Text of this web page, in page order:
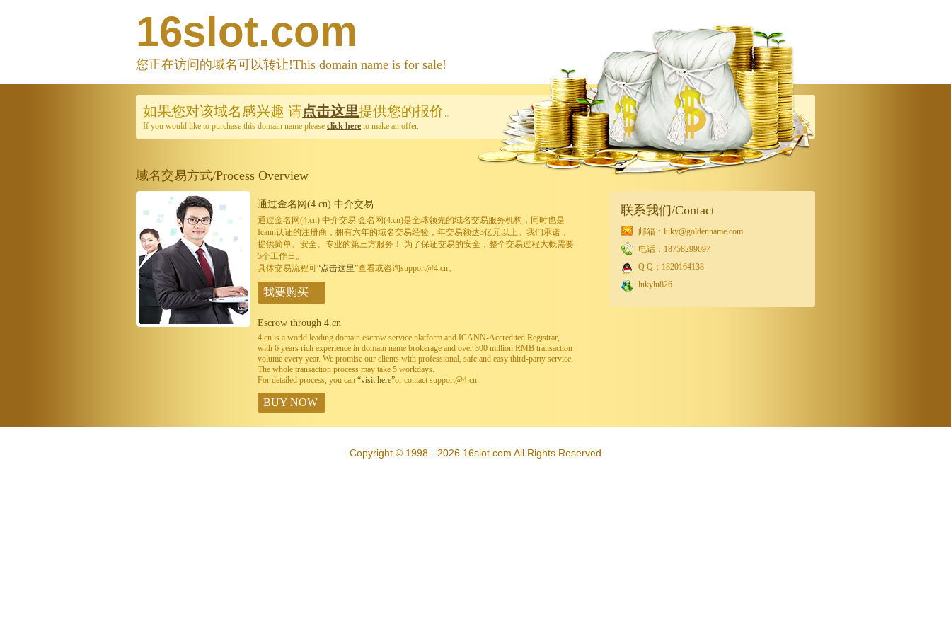
16slot.com
您正在访问的域名可以转让!This domain name is for sale!
如果您对该域名感兴趣 请点击这里提供您的报价。
If you would like to purchase this domain name please click here to make an offer.
域名交易方式/Process Overview
通过金名网(4.cn) 中介交易
通过金名网(4.cn) 中介交易 金名网(4.cn)是全球领先的域名交易服务机构，同时也是
Icann认证的注册商，拥有六年的域名交易经验，年交易额达3亿元以上。我们承诺，
提供简单、安全、专业的第三方服务！ 为了保证交易的安全，整个交易过程大概需要
5个工作日。
具体交易流程可“点击这里”查看或咨询support@4.cn。
我要购买
Escrow through 4.cn
4.cn is a world leading domain escrow service platform and ICANN-Accredited Registrar,
with 6 years rich experience in domain name brokerage and over 300 million RMB transaction
volume every year. We promise our clients with professional, safe and easy third-party service.
The whole transaction process may take 5 workdays.
For detailed process, you can “visit here”or contact support@4.cn.
BUY NOW
联系我们/Contact
邮箱：luky@goldenname.com
电话：18758299097
Q Q：1820164138
lukylu826
Copyright © 1998 - 2026 16slot.com All Rights Reserved